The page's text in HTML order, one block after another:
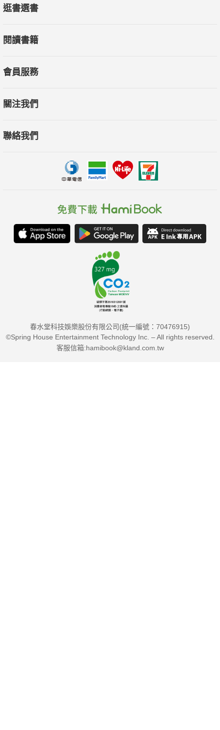
學思想，幫助讀者理解20世紀的分析哲學及實證主義，並且更進
逛書選書
閱讀書籍
會員服務
關注我們
聯絡我們
春水堂科技娛樂股份有限公司(統一編號：70476915)
©Spring House Entertainment Technology Inc. – All rights reserved.
客服信箱:hamibook@kland.com.tw